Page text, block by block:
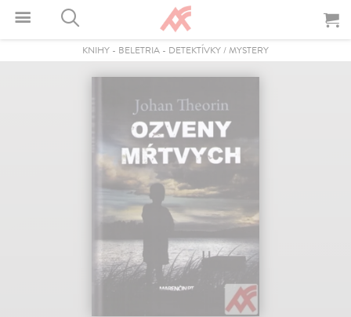
KNIHY - BELETRIA - DETEKTÍVKY / MYSTERY